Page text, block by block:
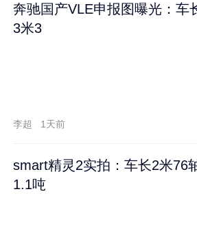
奔驰国产VLE申报图曝光：车
3米3
李超 1天前
smart精灵2实拍：车长2米76
1.1吨